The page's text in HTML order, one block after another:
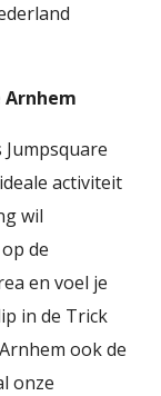
activiteit
wil
de
en voel je
in de Trick
ook de
onze